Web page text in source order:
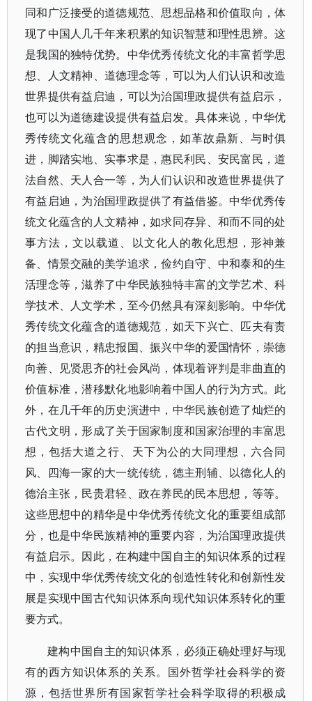
同和广泛接受的道德规范、思想品格和价值取向，体
现了中国人几千年来积累的知识智慧和理性思辨。这
是我国的独特优势。中华优秀传统文化的丰富哲学思
想、人文精神、道德理念等，可以为人们认识和改造
世界提供有益启迪，可以为治国理政提供有益启示，
也可以为道德建设提供有益启发。具体来说，中华优
秀传统文化蕴含的思想观念，如革故鼎新、与时俱
进，脚踏实地、实事求是，惠民利民、安民富民，道
法自然、天人合一等，为人们认识和改造世界提供了
有益启迪，为治国理政提供了有益借鉴。中华优秀传
统文化蕴含的人文精神，如求同存异、和而不同的处
事方法，文以载道、以文化人的教化思想，形神兼
备、情景交融的美学追求，俭约自守、中和泰和的生
活理念等，滋养了中华民族独特丰富的文学艺术、科
学技术、人文学术，至今仍然具有深刻影响。中华优
秀传统文化蕴含的道德规范，如天下兴亡、匹夫有责
的担当意识，精忠报国、振兴中华的爱国情怀，崇德
向善、见贤思齐的社会风尚，体现着评判是非曲直的
价值标准，潜移默化地影响着中国人的行为方式。此
外，在几千年的历史演进中，中华民族创造了灿烂的
古代文明，形成了关于国家制度和国家治理的丰富思
想，包括大道之行、天下为公的大同理想，六合同
风、四海一家的大一统传统，德主刑辅、以德化人的
德治主张，民贵君轻、政在养民的民本思想，等等。
这些思想中的精华是中华优秀传统文化的重要组成部
分，也是中华民族精神的重要内容，为治国理政提供
有益启示。因此，在构建中国自主的知识体系的过程
中，实现中华优秀传统文化的创造性转化和创新性发
展是实现中国古代知识体系向现代知识体系转化的重
要方式。
建构中国自主的知识体系，必须正确处理好与现
有的西方知识体系的关系。国外哲学社会科学的资
源，包括世界所有国家哲学社会科学取得的积极成